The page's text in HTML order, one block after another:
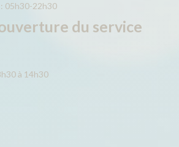
05h30-22h30
du service
à 14h30